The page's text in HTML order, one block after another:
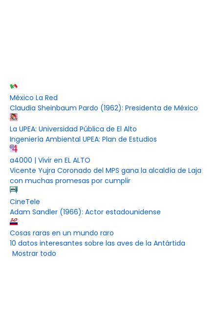
México La Red
Claudia Sheinbaum Pardo (1962): Presidenta de México
La UPEA: Universidad Pública de El Alto
Ingeniería Ambiental UPEA: Plan de Estudios
a4000 | Vivir en EL ALTO
Vicente Yujra Coronado del MPS gana la alcaldía de Laja
con muchas promesas por cumplir
CineTele
Adam Sandler (1966): Actor estadounidense
Cosas raras en un mundo raro
10 datos interesantes sobre las aves de la Antártida
Mostrar todo